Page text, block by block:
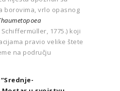
borovima, vrlo opasnog
Schiffermüller, 1775.) koji
pravio velike štete
na području